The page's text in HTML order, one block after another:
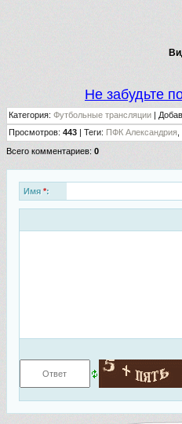
Не забудьте
Категория: Футбольные трансляции
Просмотров: 443 Теги: ПФК Александрия,
Всего комментариев: 0
Имя *: